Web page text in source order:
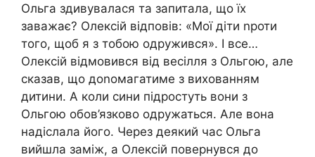
Ольга здивувалася та запитала, що їх
заважає? Олексій відповів: «Мої діти nроти
того, щоб я з тобою одружився». І все…
Олексій відмовився від весілля з Ольгою, але
сказав, що доnомагатиме з вихованням
дитини. А коли сини підростуть вони з
Ольгою обов’язково одружаться. Але вона
надіслала його. Через деякий час Ольга
вийшла заміж, а Олексій повернувся до